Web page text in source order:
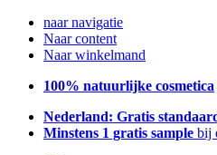
naar navigatie
Naar content
Naar winkelmand
100% natuurlijke cosmetica
Nederland: Gratis
Minstens 1 gratis sample bij